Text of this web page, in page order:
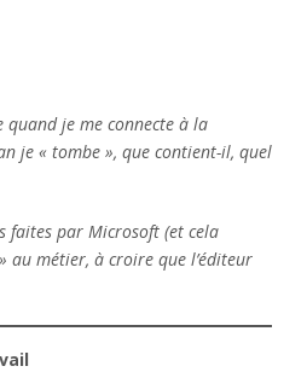
quand je me connecte à la
je « tombe », que contient-il, quel
faites par Microsoft (et cela
au métier, à croire que l’éditeur